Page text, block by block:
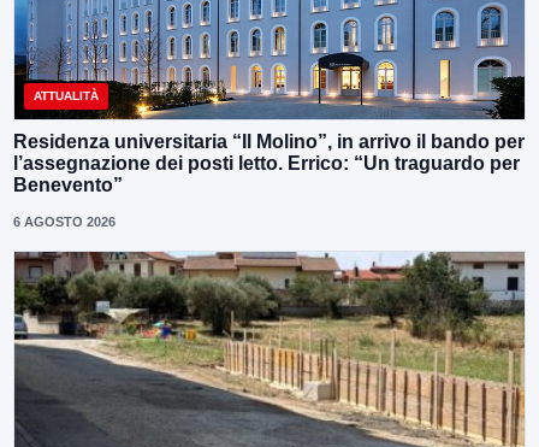
ATTUALITÀ
Residenza universitaria “Il Molino”, in arrivo il bando per
l’assegnazione dei posti letto. Errico: “Un traguardo per
Benevento”
6 AGOSTO 2026